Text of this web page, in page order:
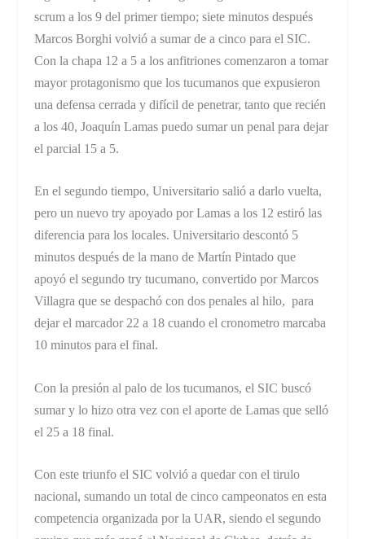
scrum a los 9 del primer tiempo; siete minutos después
Marcos Borghi volvió a sumar de a cinco para el SIC.
Con la chapa 12 a 5 a los anfitriones comenzaron a tomar
mayor protagonismo que los tucumanos que expusieron
una defensa cerrada y difícil de penetrar, tanto que recién
a los 40, Joaquín Lamas puedo sumar un penal para dejar
el parcial 15 a 5.
En el segundo tiempo, Universitario salió a darlo vuelta,
pero un nuevo try apoyado por Lamas a los 12 estiró las
diferencia para los locales. Universitario descontó 5
minutos después de la mano de Martín Pintado que
apoyó el segundo try tucumano, convertido por Marcos
Villagra que se despachó con dos penales al hilo, para
dejar el marcador 22 a 18 cuando el cronometro marcaba
10 minutos para el final.
Con la presión al palo de los tucumanos, el SIC buscó
sumar y lo hizo otra vez con el aporte de Lamas que selló
el 25 a 18 final.
Con este triunfo el SIC volvió a quedar con el tirulo
nacional, sumando un total de cinco campeonatos en esta
competencia organizada por la UAR, siendo el segundo